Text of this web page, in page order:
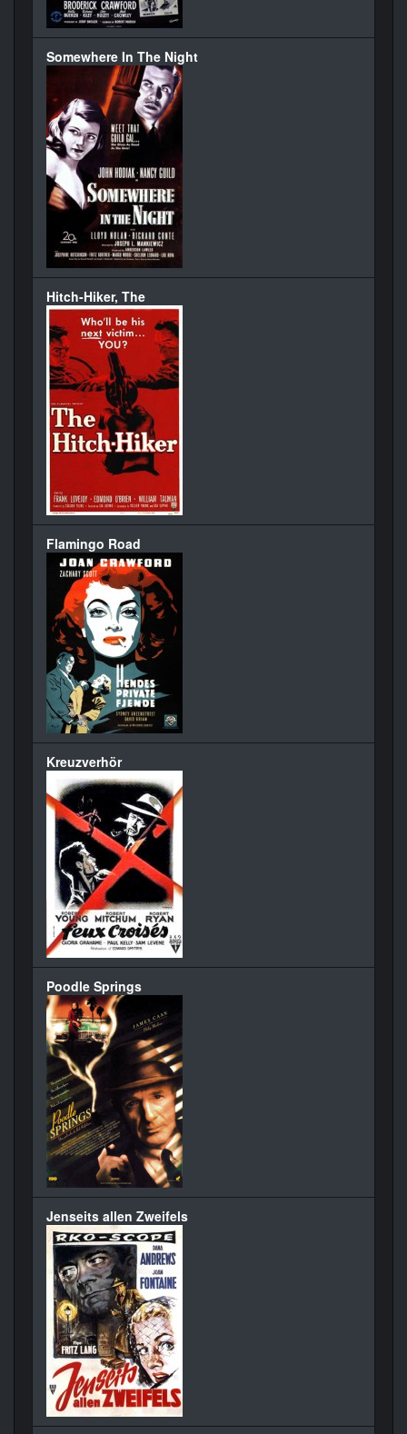
Somewhere In The Night
Hitch-Hiker, The
Flamingo Road
Kreuzverhör
Poodle Springs
Jenseits allen Zweifels